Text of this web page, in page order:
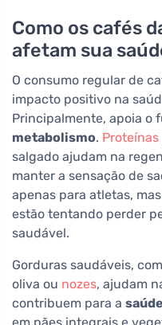
Como os cafés
afetam sua
O consumo regular de
impacto positivo na
Principalmente, apoia o
metabolismo. Proteínas
salgado ajudam na
manter a sensação de
apenas para atletas,
estão tentando perder
saudável.
Gorduras saudáveis,
oliva ou nozes, ajudam
contribuem para a